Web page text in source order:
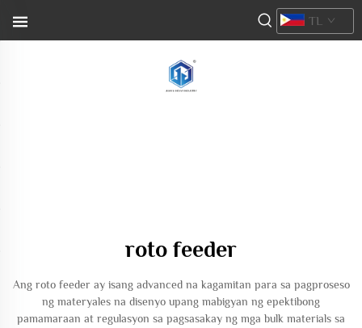
TL
roto feeder
Ang roto feeder ay isang advanced na kagamitan para sa pagproseso
ng materyales na disenyo upang mabigyan ng epektibong
pamamaraan at regulasyon sa pagsasakay ng mga bulk materials sa